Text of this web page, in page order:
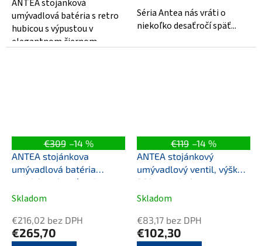
hviezdičiek.
ANTEA stojanková
umývadlová batéria s retro
hubicou s výpustou v
elegantnom čiernom
Séria Antea nás vráti o
niekoľko desaťročí späť...
€309 –14 %
ANTEA stojánkova
umývadlová batéria
vysoká s výpusťou, bronz
Skladom
€216,02 bez DPH
€265,70
€119 –14 %
ANTEA stojánkový
umývadlový ventil, výška
260mm, chróm
Skladom
€83,17 bez DPH
€102,30